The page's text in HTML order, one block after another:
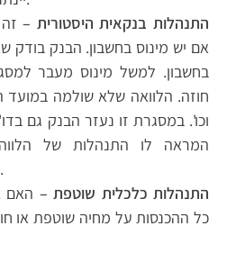
התנהלות בנקאית היסטורית –
אם יש מינוס בחשבון. הבנק בודק
בחשבון. למשל מינוס מעבר
חוזה. הלוואה שלא שולמה במועד
וכו'. במסגרת זו נעזר הבנק גם
המראה לו התנהלות של
פיננסיים אחרים.
התנהלות כלכלית שוטפת – האם
כל ההכנסות על מחיה שוטפת או